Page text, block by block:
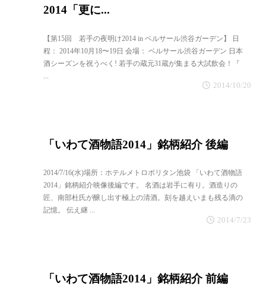
2014「更に...
【第15回 若手の夜明け2014 in ベルサール渋谷ガーデン】 日
程： 2014年10月18〜19日 会場： ベルサール渋谷ガーデン 日本
酒シーズンを祝うべく! 若手の蔵元31蔵が集まる大試飲会！『
2014/10/20
「いわて酒物語2014」銘柄紹介 後編
2014/7/16(水)場所：ホテルメトロポリタン池袋 「いわて酒物語
2014」銘柄紹介映像後編です。 名酒は岩手に有り。酒造りの
匠、南部杜氏が醸し出す極上の清酒。刻を越えいまも残る滴の
記憶。 伝え継 ...
2014/7/23
「いわて酒物語2014」銘柄紹介 前編